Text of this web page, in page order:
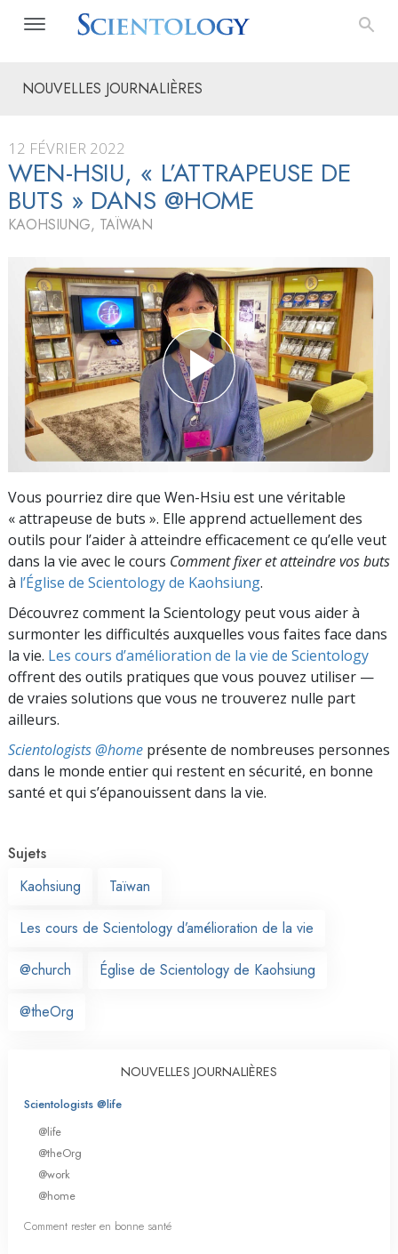
NOUVELLES JOURNALIÈRES
12 FÉVRIER 2022
WEN-HSIU, « L’ATTRAPEUSE DE
BUTS » DANS @HOME
KAOHSIUNG, TAÏWAN
Vous pourriez dire que Wen-Hsiu est une véritable
« attrapeuse de buts ». Elle apprend actuellement des
outils pour l’aider à atteindre efficacement ce qu’elle veut
dans la vie avec le cours Comment fixer et atteindre vos buts
à l’Église de Scientology de Kaohsiung.
Découvrez comment la Scientology peut vous aider à
surmonter les difficultés auxquelles vous faites face dans
la vie. Les cours d’amélioration de la vie de Scientology
offrent des outils pratiques que vous pouvez utiliser —
de vraies solutions que vous ne trouverez nulle part
ailleurs.
Scientologists @home présente de nombreuses personnes
dans le monde entier qui restent en sécurité, en bonne
santé et qui s’épanouissent dans la vie.
Sujets
Kaohsiung
Taïwan
Les cours de Scientology d’amélioration de la vie
@church Église de Scientology de Kaohsiung
@theOrg
NOUVELLES JOURNALIÈRES
Scientologists @life
@life
@theOrg
@work
@home
Comment rester en bonne santé